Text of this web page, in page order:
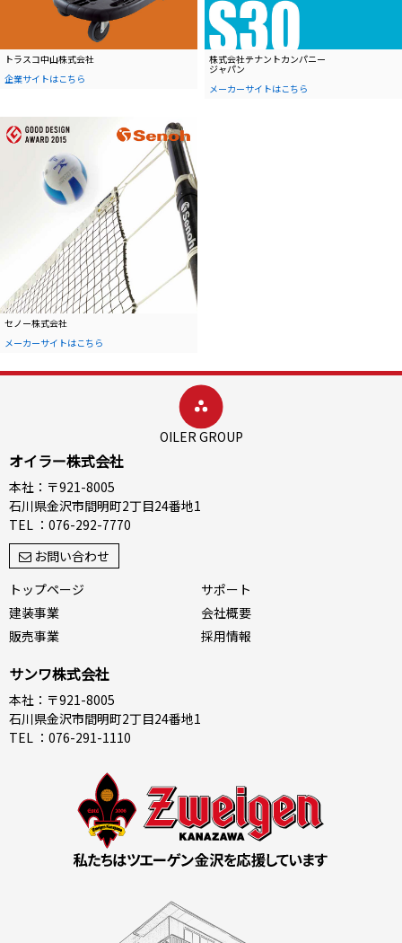
トラスコ中山株式会社
企業サイトはこちら
株式会社テナントカンパニー
ジャパン
メーカーサイトはこちら
セノー株式会社
メーカーサイトはこちら
OILER GROUP
オイラー株式会社
本社：〒921-8005
石川県金沢市間明町2丁目24番地1
TEL ：076-292-7770
お問い合わせ
トップページ
建装事業
販売事業
サポート
会社概要
採用情報
サンワ株式会社
本社：〒921-8005
石川県金沢市間明町2丁目24番地1
TEL ：076-291-1110